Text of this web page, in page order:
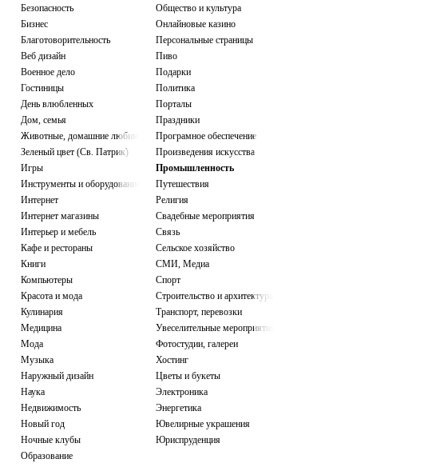
Безопасность
Бизнес
Благотоворительность
Веб дизайн
Военное дело
Гостиницы
День влюбленных
Дом, семья
Животные, домашние любимцы
Зеленый цвет (Св. Патрик)
Игры
Инструменты и оборудование
Интернет
Интернет магазины
Интерьер и мебель
Кафе и рестораны
Книги
Компьютеры
Красота и мода
Кулинария
Медицина
Мода
Музыка
Наружный дизайн
Наука
Недвижимость
Новый год
Ночные клубы
Образование
Общество и культура
Онлайновые казино
Персональные страницы
Пиво
Подарки
Политика
Порталы
Праздники
Програмное обеспечение
Произведения искусства
Промышленность
Путешествия
Религия
Свадебные мероприятия
Связь
Сельское хозяйство
СМИ, Медиа
Спорт
Строительство и архитектура
Транспорт, перевозки
Увеселительные мероприятия
Фотостудии, галереи
Хостинг
Цветы и букеты
Электроника
Энергетика
Ювелирные украшения
Юриспруденция